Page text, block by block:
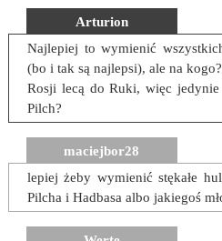
Arturion
Najlepiej to wymienić
(bo i tak są najlepsi), ale na
Rosji lecą do Ruki, więc
Pilch?
maciejbor28
lepiej żeby wymienić stękałe
Pilcha i Hadbasa albo jakiegoś